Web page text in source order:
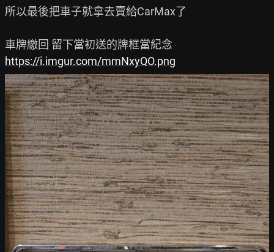
所以最後把車子就拿去賣給CarMax了
https://i.imgur.com/mmNxyQO.png